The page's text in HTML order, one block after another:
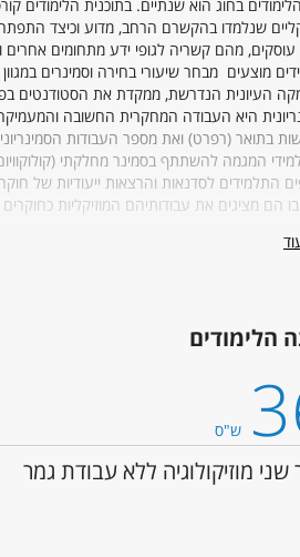
בחוג הוא שנתיים. בתוכנית הלימודים
שנלמדו בהקשרם הרחב, מדוע וכיצד התפתחו
עוסקים, מהם קשריה לגופי ידע מתחומים אחרים
מוצעים מבחר שיעורי בחירה וסמינרים
העיונית הנדרשת, ממקדת את הסטודנטים
היא העבודה המחקרית החשובה
בתואר (רפרט) ואת מספר העבודות
המגמה להשתתף בסמינר מחלקתי
התלמידים לסדנאות והרצאות ייעודיות של
הם מציגים את עבודותיהם המוזיקליות כחוקרים
ביה"ס
המערך המנהלי בביה"ס:
2
לפניות תלמידים -
הלימודים:גב' עדי פלד
הלימודים
ש"ס
שני מוזיקולוגיה ללא עבודת גמר